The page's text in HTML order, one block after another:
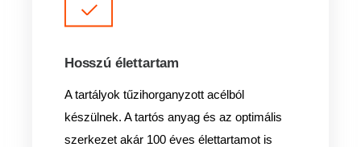
Hosszú élettartam
A tartályok tűzihorganyzott acélból
készülnek. A tartós anyag és az optimális
szerkezet akár 100 éves élettartamot is